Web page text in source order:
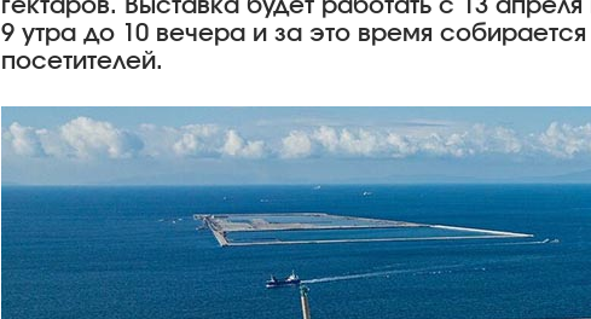
гектаров. Выставка будет работать с 13
9 утра до 10 вечера и за это время
посетителей.